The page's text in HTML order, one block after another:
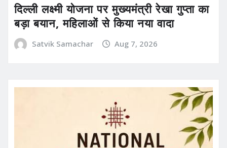
दिल्ली लक्ष्मी योजना पर मुख्यमंत्री रेखा गुप्ता का
बड़ा बयान, महिलाओं से किया नया वादा
Satvik Samachar Aug 7, 2026